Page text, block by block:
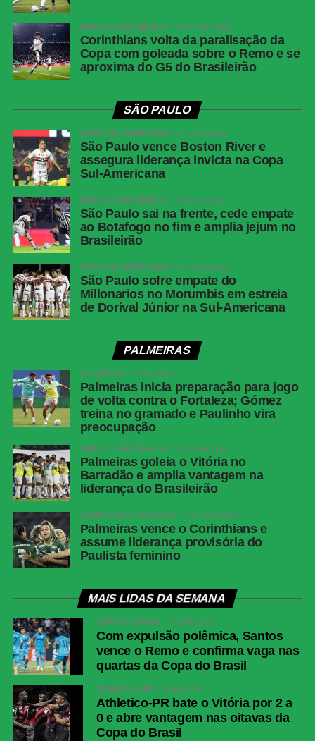
BRASILEIRÃO SÉRIE A 2 semanas atrás
Corinthians volta da paralisação da
Copa com goleada sobre o Remo e se
aproxima do G5 do Brasileirão
SÃO PAULO
COPA SUL-AMERICANA 2 meses atrás
São Paulo vence Boston River e
assegura liderança invicta na Copa
Sul-Americana
BRASILEIRÃO SÉRIE A 3 meses atrás
São Paulo sai na frente, cede empate
ao Botafogo no fim e amplia jejum no
Brasileirão
COPA SUL-AMERICANA 3 meses atrás
São Paulo sofre empate do
Millonarios no Morumbis em estreia
de Dorival Júnior na Sul-Americana
PALMEIRAS
PALMEIRAS 5 dias atrás
Palmeiras inicia preparação para jogo
de volta contra o Fortaleza; Gómez
treina no gramado e Paulinho vira
preocupação
BRASILEIRÃO SÉRIE A 1 semana atrás
Palmeiras goleia o Vitória no
Barradão e amplia vantagem na
liderança do Brasileirão
CAMPEONATO PAULISTA 1 semana atrás
Palmeiras vence o Corinthians e
assume liderança provisória do
Paulista feminino
MAIS LIDAS DA SEMANA
COPA DO BRASIL 4 dias atrás
Com expulsão polêmica, Santos
vence o Remo e confirma vaga nas
quartas da Copa do Brasil
ATHLETICO-PR 5 dias atrás
Athletico-PR bate o Vitória por 2 a
0 e abre vantagem nas oitavas da
Copa do Brasil